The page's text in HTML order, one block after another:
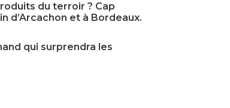
du terroir ? Cap
d’Arcachon et à Bordeaux.
qui surprendra les